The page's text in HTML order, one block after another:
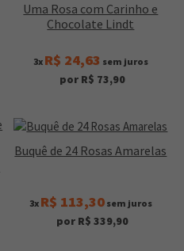
Uma Rosa com Carinho e
Chocolate Lindt
3x R$ 24,63 sem juros
por R$ 73,90
Buquê de 24 Rosas Amarelas
3x R$ 113,30sem juros
por R$ 339,90